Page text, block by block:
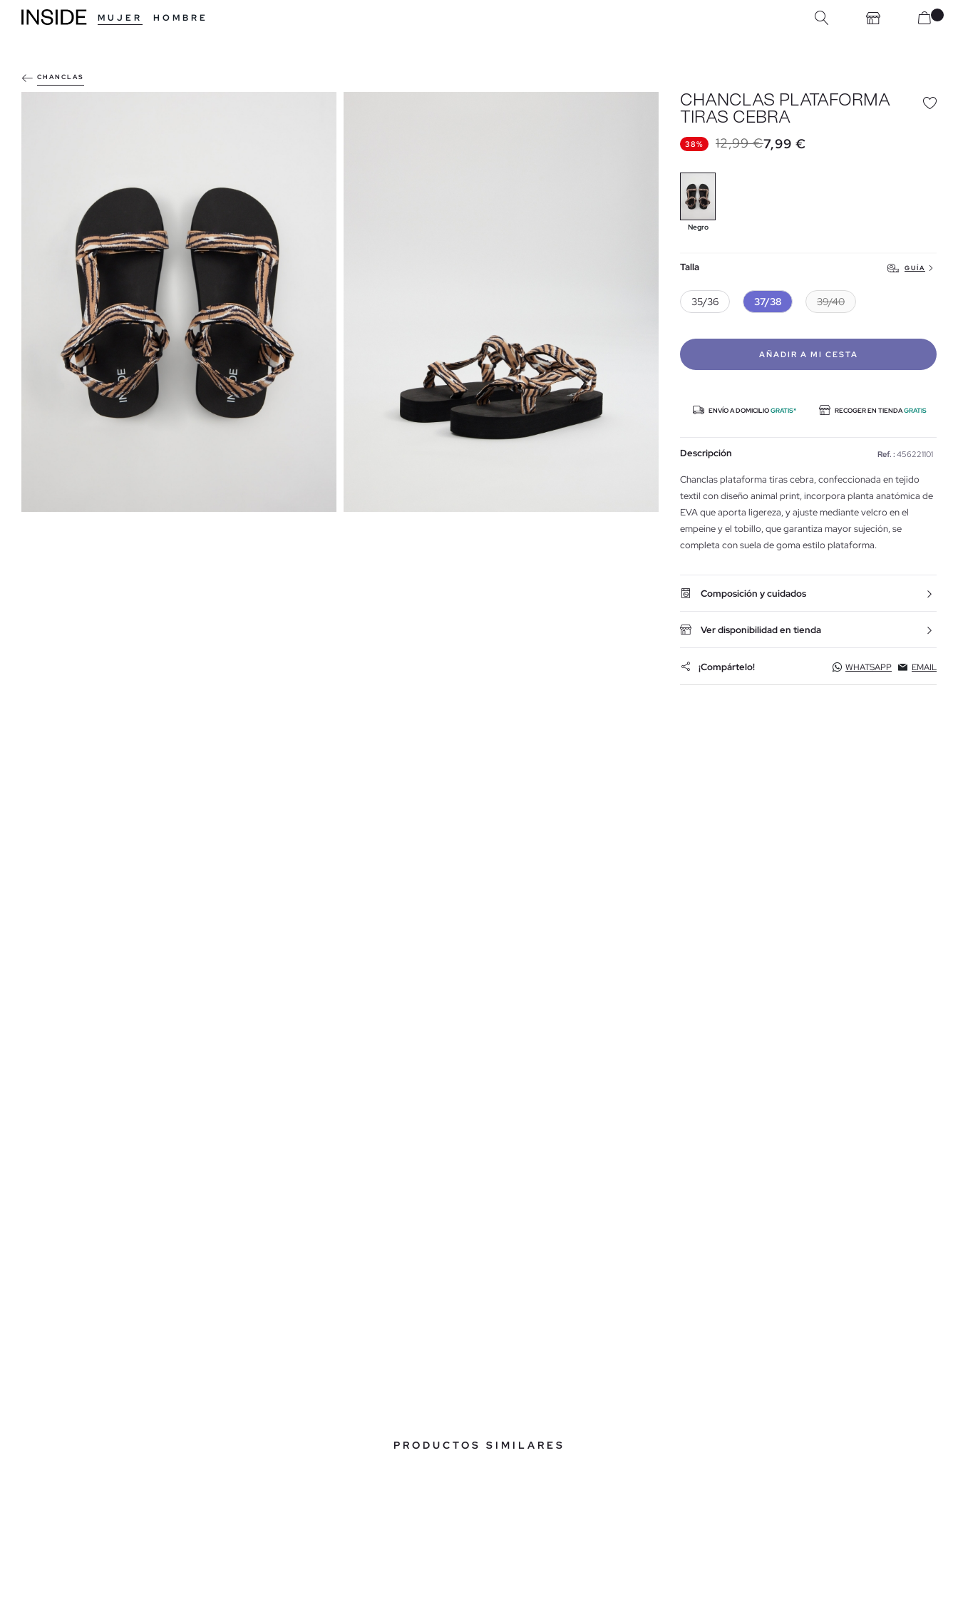
MUJER HOMBRE
CHANCLAS
CHANCLAS PLATAFORMA
TIRAS CEBRA
38% 12,99 €7,99 €
Negro
Talla GUÍA
35/36 37/38 39/40
AÑADIR A MI CESTA
ENVÍO A DOMICILIOGRATIS* RECOGER EN TIENDAGRATIS
Descripción Ref. : 456221101
Chanclas plataforma tiras cebra, confeccionada en tejido
textil con diseño animal print, incorpora planta anatómica de
EVA que aporta ligereza, y ajuste mediante velcro en el
empeine y el tobillo, que garantiza mayor sujeción, se
completa con suela de goma estilo plataforma.
Composición y cuidados
Ver disponibilidad en tienda
¡Compártelo! WHATSAPP EMAIL
PRODUCTOS SIMILARES